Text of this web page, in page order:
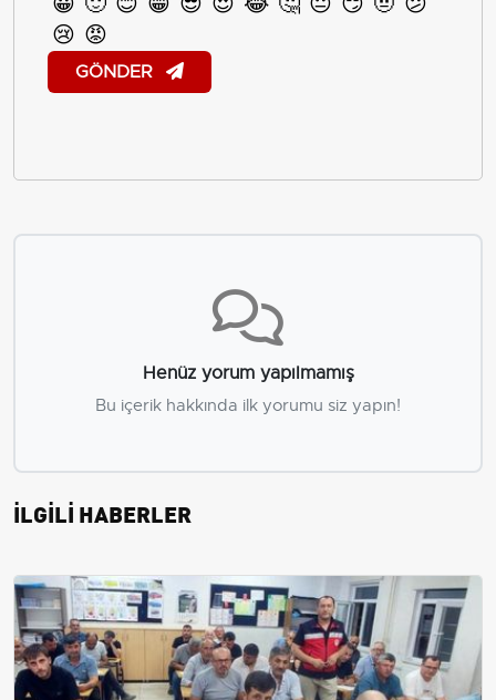
😢 😡
GÖNDER
Henüz yorum yapılmamış
Bu içerik hakkında ilk yorumu siz yapın!
İLGİLİ HABERLER